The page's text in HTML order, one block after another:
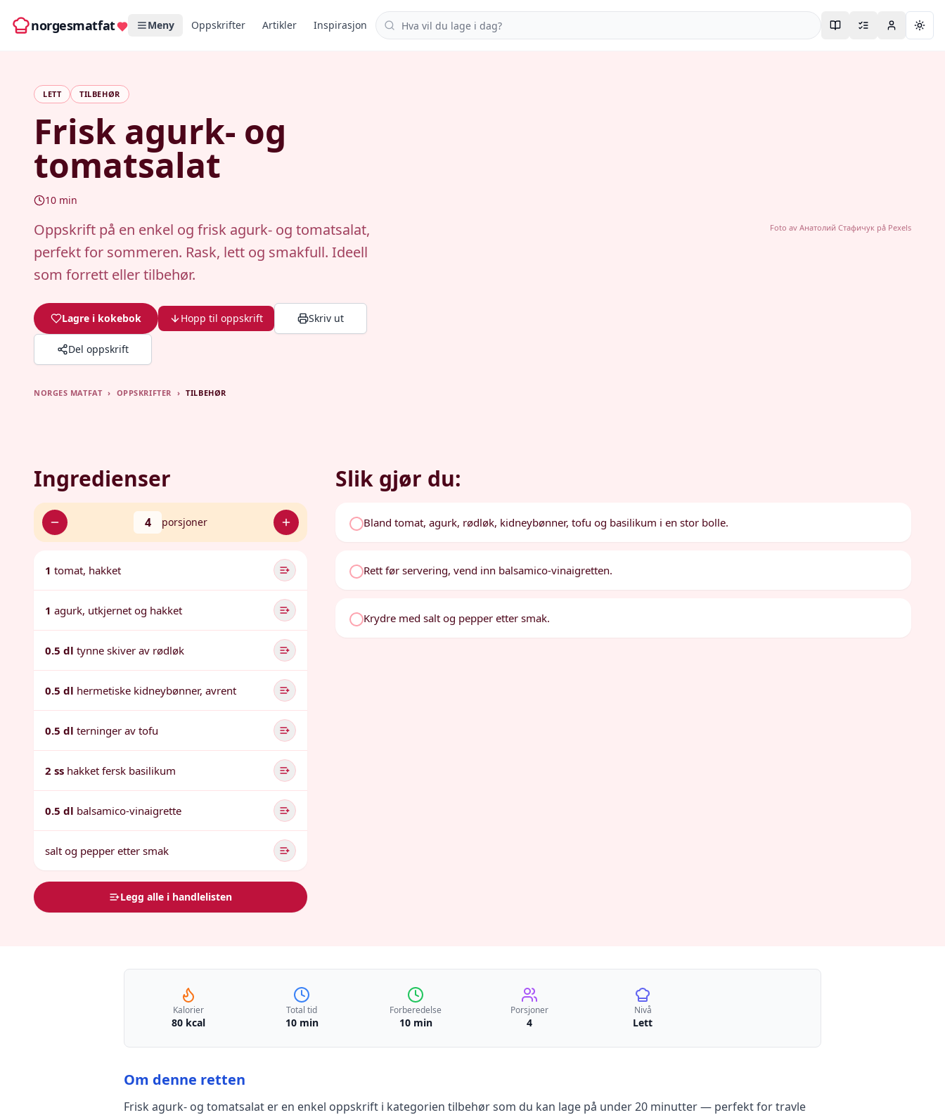
norgesmatfat Meny Oppskrifter Artikler Inspirasjon Søk i oppskrifter
LETT TILBEHØR
Frisk agurk- og
tomatsalat
10 min
Oppskrift på en enkel og frisk agurk- og tomatsalat,
perfekt for sommeren. Rask, lett og smakfull. Ideell
som forrett eller tilbehør.
Lagre i kokebok Hopp til oppskrift Skriv ut
Del oppskrift
Foto av Анатолий Стафичукpå Pexels
NORGES MATFAT › OPPSKRIFTER › TILBEHØR
Ingredienser
4 porsjoner
1 tomat, hakket
1 agurk, utkjernet og hakket
0.5 dl tynne skiver av rødløk
0.5 dl hermetiske kidneybønner, avrent
0.5 dl terninger av tofu
2 ss hakket fersk basilikum
0.5 dl balsamico-vinaigrette
salt og pepper etter smak
Legg alle i handlelisten
Slik gjør du:
Bland tomat, agurk, rødløk, kidneybønner, tofu og basilikum i en stor bolle.
Rett før servering, vend inn balsamico-vinaigretten.
Krydre med salt og pepper etter smak.
Kalorier
80 kcal
Total tid
10 min
Forberedelse
10 min
Porsjoner
4
Nivå
Lett
Om denne retten
Frisk agurk- og tomatsalat er en enkel oppskrift i kategorien tilbehørsom du kan lage på under 20 minutter — perfekt for travle